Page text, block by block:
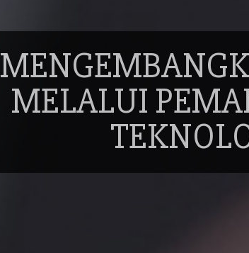
MELALUI